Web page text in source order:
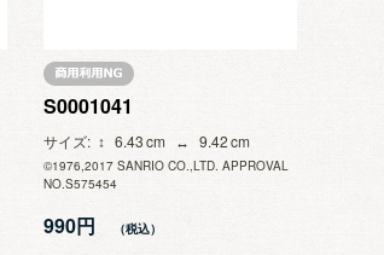
S0001041
サイズ 6.43 9.42
©1976,2017 SANRIO CO.,LTD. APPROVAL
NO.S575454
990円